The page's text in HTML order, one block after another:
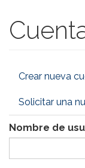
Solapas
Crear nueva
Solicitar una
Nombre de